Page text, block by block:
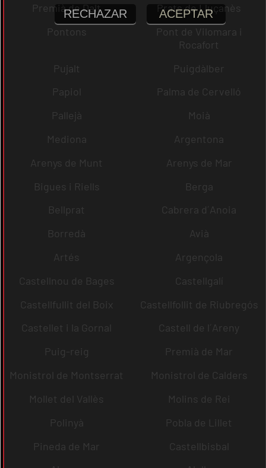
Premià de Dalt
Prats de Lluçanès
Pontons
Pont de Vilomara i
Rocafort
Pujalt
Puigdàlber
Papiol
Palma de Cervelló
Pallejà
Moià
Mediona
Argentona
Arenys de Munt
Arenys de Mar
Bigues i Riells
Berga
Bellprat
Cabrera d´Anoia
Borredà
Avià
Artés
Argençola
Castellnou de Bages
Castellgalí
Castellfullit del Boix
Castellfollit de Riubregós
Castellet i la Gornal
Castell de l´Areny
Puig-reig
Premià de Mar
Monistrol de Montserrat
Monistrol de Calders
Mollet del Vallès
Molins de Rei
Polinyà
Pobla de Lillet
Pineda de Mar
Castellbisbal
RECHAZAR ACEPTAR